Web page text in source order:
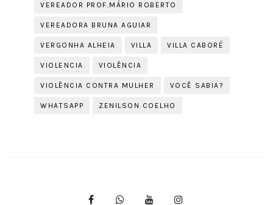
VEREADOR PROF.MÁRIO ROBERTO
VEREADORA BRUNA AGUIAR
VERGONHA ALHEIA VILLA VILLA CABORÉ
VIOLENCIA VIOLÊNCIA
VIOLÊNCIA CONTRA MULHER VOCÊ SABIA?
WHATSAPP ZENILSON COELHO